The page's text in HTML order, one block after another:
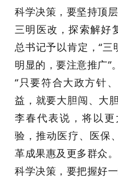
科学决策，要坚持顶
三明医改，探索解好
总书记予以肯定，“
明显的，要注意推广”。
“只要符合大政方针
益，就要大胆闯、大
李春代表说，将以
验，推动医疗、医保
革成果惠及更多群众。
科学决策，要把握好